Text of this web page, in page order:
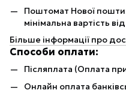
Поштомат Нової
мінімальна вартість
Більше інформації про
Способи оплати:
Післяплата (Оплата
Онлайн оплата